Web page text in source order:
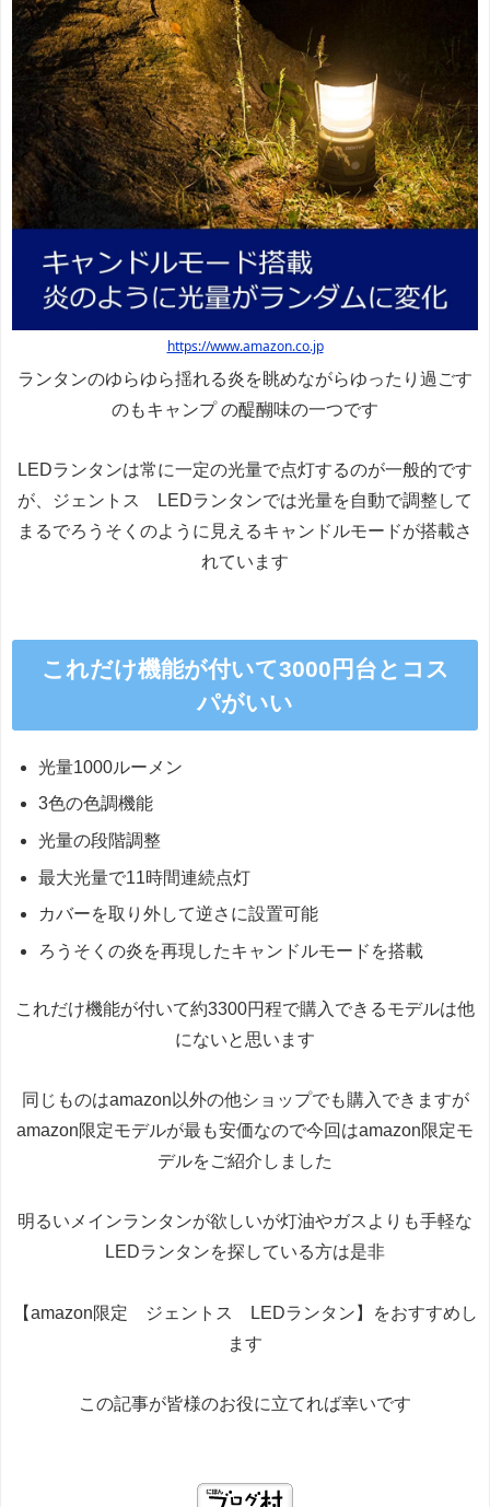
https://www.amazon.co.jp
ランタンのゆらゆら揺れる炎を眺めながらゆったり過ごす
のもキャンプ の醍醐味の一つです
LEDランタンは常に一定の光量で点灯するのが一般的です
が、
ジェントス LEDランタンでは光量を自動で調整して
まるでろうそくのように見えるキャンドルモードが搭載さ
れています
これだけ機能が付いて3000円台とコス
パがいい
光量1000ルーメン
3色の色調機能
光量の段階調整
最大光量で11時間連続点灯
カバーを取り外して逆さに設置可能
ろうそくの炎を再現したキャンドルモードを搭載
これだけ機能が付いて約3300円程で購入できるモデルは他
にないと思います
同じものはamazon以外の他ショップでも購入できますが
amazon限定モデルが最も安価なので今回はamazon限定モ
デルをご紹介しました
明るいメインランタンが欲しいが灯油やガスよりも手軽な
LEDランタンを探している方は是非
【amazon限定 ジェントス LEDランタン】をおすすめし
ます
この記事が皆様のお役に立てれば幸いです